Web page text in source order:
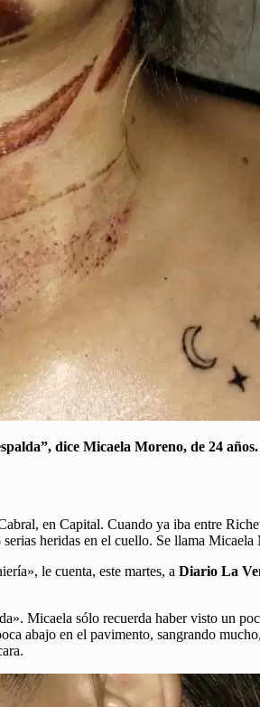
dice Micaela Moreno, de 24
en Capital. Cuando ya iba entre
heridas en el cuello. Se llama
le cuenta, este martes, a Diario La
Micaela sólo recuerda haber visto un
abajo en el pavimento, sangrando